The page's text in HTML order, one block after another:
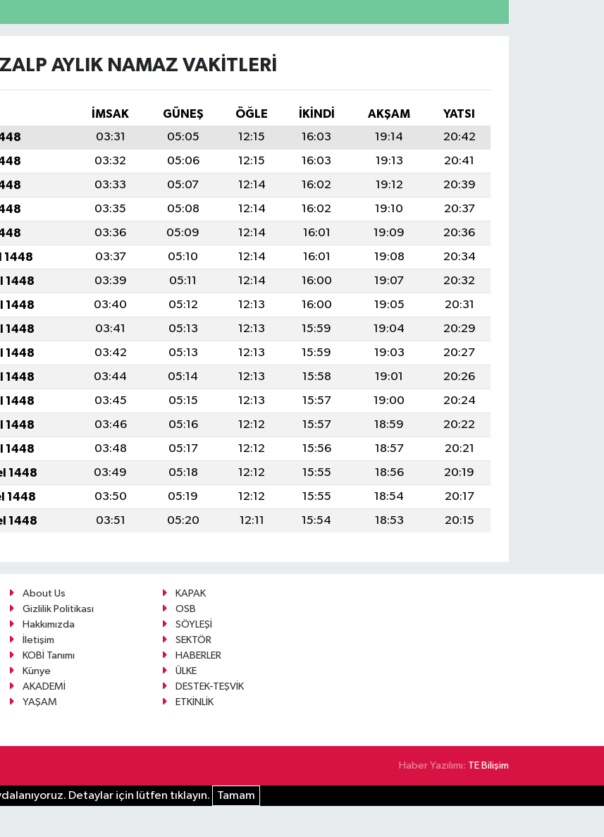
AYLIK NAMAZ VAKITLERI
İMSAK GÜNEŞ ÖĞLE İKINDI AKŞAM
YATSI
03:31 05:05 12:15 16:03 19:14
20:42
03:32 05:06 12:15 16:03 19:13
20:41
03:33 05:07 12:14 16:02 19:12
20:39
03:35 05:08 12:14 16:02 19:10
20:37
03:36 05:09 12:14 16:01 19:09
20:36
1448 03:37 05:10 12:14 16:01 19:08
20:34
1448 03:39 05:11 12:14 16:00 19:07
20:32
1448 03:40 05:12 12:13 16:00 19:05
20:31
1448 03:41 05:13 12:13 15:59 19:04
20:29
1448 03:42 05:13 12:13 15:59 19:03
20:27
1448 03:44 05:14 12:13 15:58 19:01
20:26
1448 03:45 05:15 12:13 15:57 19:00
20:24
1448 03:46 05:16 12:12 15:57 18:59
20:22
1448 03:48 05:17 12:12 15:56 18:57
20:21
1448 03:49 05:18 12:12 15:55 18:56
20:19
1448 03:50 05:19 12:12 15:55 18:54
20:17
1448 03:51 05:20 12:11 15:54 18:53 20:15
About Us
KAPAK
Gizlilik Politikası
OSB
Hakkımızda
SÖYLEŞİ
İletişim
SEKTÖR
KOBİ Tanımı
HABERLER
Künye
ÜLKE
AKADEMİ
DESTEK-TEŞVİK
YAŞAM
ETKİNLİK
Haber Yazılımı: TE Bilişim
Detaylar için lütfen tıklayın. Tamam